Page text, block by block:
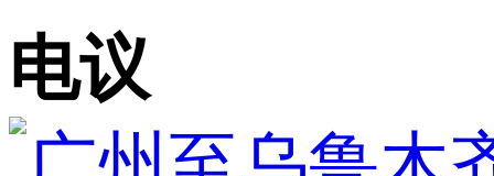
电议